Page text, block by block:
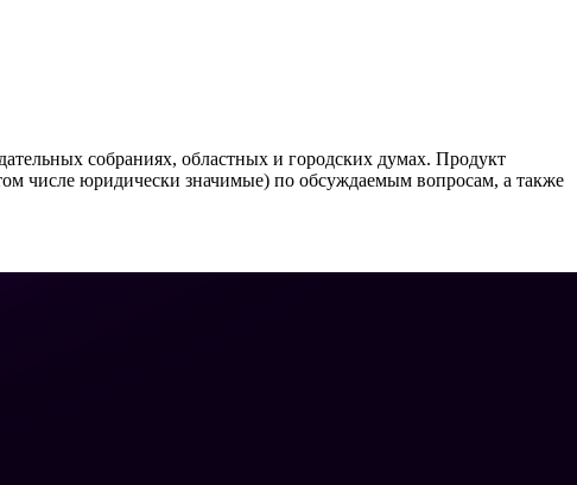
собраниях, областных и городских думах. Продукт
числе юридически значимые) по обсуждаемым вопросам, а также